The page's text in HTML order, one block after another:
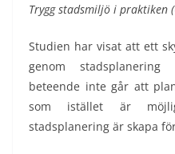
Trygg stadsmiljö i praktiken
Studien har visat att ett
genom
beteende inte går att
som istället är
stadsplanering är skapa